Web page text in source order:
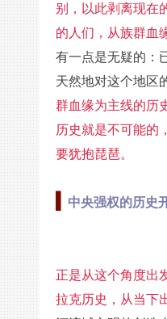
别，以此剥离现在
的人们，从族群血
有一点是无疑的：
天然地对这个地区
群血缘为主线的历
历史就是不可能的
要犹抱琵琶。
中央强权的历史
正是从这个角度出
拉克历史，从当下